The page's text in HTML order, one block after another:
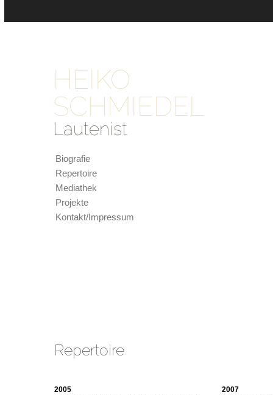
HEIKO
SCHMIEDEL
Lautenist
Biografie
Repertoire
Mediathek
Projekte
Kontakt/Impressum
Repertoire
2005
2007